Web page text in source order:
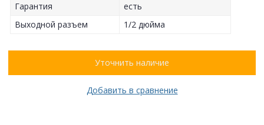
Гарантия
есть
Выходной разъем
1/2 дюйма
Уточнить наличие
Добавить в сравнение